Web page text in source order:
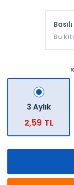
Bu
3 Aylık
2,59 TL